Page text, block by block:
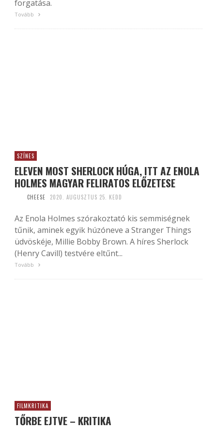
forgatása.
Tovább
SZÍNES
ELEVEN MOST SHERLOCK HÚGA, ITT AZ ENOLA
HOLMES MAGYAR FELIRATOS ELŐZETESE
CHEESE 2020. AUGUSZTUS 25. KEDD
Az Enola Holmes szórakoztató kis semmiségnek
tűnik, aminek egyik húzóneve a Stranger Things
üdvöskéje, Millie Bobby Brown. A híres Sherlock
(Henry Cavill) testvére eltűnt...
Tovább
FILMKRITIKA
TŐRBE EJTVE – KRITIKA